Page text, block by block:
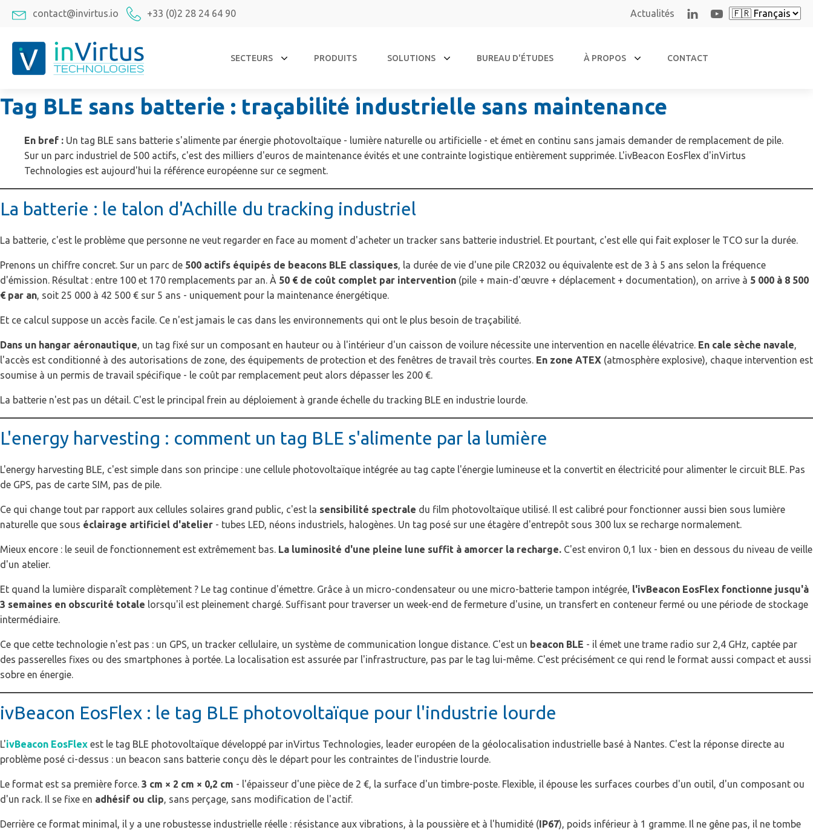
contact@invirtus.io +33 (0)2 28 24 64 90 Actualités
SECTEURS PRODUITS SOLUTIONS BUREAU D'ÉTUDES À PROPOS CONTACT
Tag BLE sans batterie : traçabilité industrielle sans maintenance
En bref : Un tag BLE sans batterie s'alimente par énergie photovoltaïque - lumière naturelle ou artificielle - et émet en continu sans jamais demander de remplacement de pile.
Sur un parc industriel de 500 actifs, c'est des milliers d'euros de maintenance évités et une contrainte logistique entièrement supprimée. L'ivBeacon EosFlex d'inVirtus
Technologies est aujourd'hui la référence européenne sur ce segment.
La batterie : le talon d'Achille du tracking industriel
La batterie, c'est le problème que personne ne veut regarder en face au moment d'acheter un tracker sans batterie industriel. Et pourtant, c'est elle qui fait exploser le TCO sur la durée.
Prenons un chiffre concret. Sur un parc de 500 actifs équipés de beacons BLE classiques, la durée de vie d'une pile CR2032 ou équivalente est de 3 à 5 ans selon la fréquence
d'émission. Résultat : entre 100 et 170 remplacements par an. À 50 € de coût complet par intervention (pile + main-d'œuvre + déplacement + documentation), on arrive à 5 000 à 8 500
€ par an, soit 25 000 à 42 500 € sur 5 ans - uniquement pour la maintenance énergétique.
Et ce calcul suppose un accès facile. Ce n'est jamais le cas dans les environnements qui ont le plus besoin de traçabilité.
Dans un hangar aéronautique, un tag fixé sur un composant en hauteur ou à l'intérieur d'un caisson de voilure nécessite une intervention en nacelle élévatrice. En cale sèche navale,
l'accès est conditionné à des autorisations de zone, des équipements de protection et des fenêtres de travail très courtes. En zone ATEX (atmosphère explosive), chaque intervention est
soumise à un permis de travail spécifique - le coût par remplacement peut alors dépasser les 200 €.
La batterie n'est pas un détail. C'est le principal frein au déploiement à grande échelle du tracking BLE en industrie lourde.
L'energy harvesting : comment un tag BLE s'alimente par la lumière
L'energy harvesting BLE, c'est simple dans son principe : une cellule photovoltaïque intégrée au tag capte l'énergie lumineuse et la convertit en électricité pour alimenter le circuit BLE. Pas
de GPS, pas de carte SIM, pas de pile.
Ce qui change tout par rapport aux cellules solaires grand public, c'est la sensibilité spectrale du film photovoltaïque utilisé. Il est calibré pour fonctionner aussi bien sous lumière
naturelle que sous éclairage artificiel d'atelier - tubes LED, néons industriels, halogènes. Un tag posé sur une étagère d'entrepôt sous 300 lux se recharge normalement.
Mieux encore : le seuil de fonctionnement est extrêmement bas. La luminosité d'une pleine lune suffit à amorcer la recharge. C'est environ 0,1 lux - bien en dessous du niveau de veille
d'un atelier.
Et quand la lumière disparaît complètement ? Le tag continue d'émettre. Grâce à un micro-condensateur ou une micro-batterie tampon intégrée, l'ivBeacon EosFlex fonctionne jusqu'à
3 semaines en obscurité totale lorsqu'il est pleinement chargé. Suffisant pour traverser un week-end de fermeture d'usine, un transfert en conteneur fermé ou une période de stockage
intermédiaire.
Ce que cette technologie n'est pas : un GPS, un tracker cellulaire, un système de communication longue distance. C'est un beacon BLE - il émet une trame radio sur 2,4 GHz, captée par
des passerelles fixes ou des smartphones à portée. La localisation est assurée par l'infrastructure, pas par le tag lui-même. C'est précisément ce qui rend le format aussi compact et aussi
sobre en énergie.
ivBeacon EosFlex : le tag BLE photovoltaïque pour l'industrie lourde
L'ivBeacon EosFlex est le tag BLE photovoltaïque développé par inVirtus Technologies, leader européen de la géolocalisation industrielle basé à Nantes. C'est la réponse directe au
problème posé ci-dessus : un beacon sans batterie conçu dès le départ pour les contraintes de l'industrie lourde.
Le format est sa première force. 3 cm × 2 cm × 0,2 cm - l'épaisseur d'une pièce de 2 €, la surface d'un timbre-poste. Flexible, il épouse les surfaces courbes d'un outil, d'un composant ou
d'un rack. Il se fixe en adhésif ou clip, sans perçage, sans modification de l'actif.
Derrière ce format minimal, il y a une robustesse industrielle réelle : résistance aux vibrations, à la poussière et à l'humidité (IP67), poids inférieur à 1 gramme. Il ne gêne pas, il ne tombe